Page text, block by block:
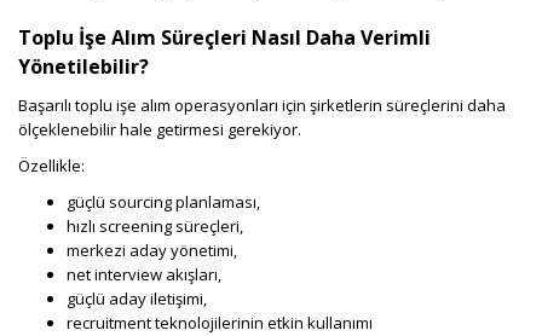
Toplu İşe Alım Süreçleri Nasıl Daha Verimli
Yönetilebilir?
Başarılı toplu işe alım operasyonları için şirketlerin süreçlerini daha
ölçeklenebilir hale getirmesi gerekiyor.
Özellikle:
güçlü sourcing planlaması,
hızlı screening süreçleri,
merkezi aday yönetimi,
net interview akışları,
güçlü aday iletişimi,
recruitment teknolojilerinin etkin kullanımı